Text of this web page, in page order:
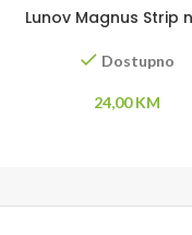
Lunov Magnus Strip
Ostrvo sa dva
Dostupno
24,00KM